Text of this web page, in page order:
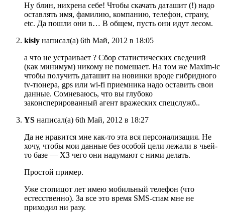
Ну блин, нихрена себе! Чтобы скачать даташит (!) надо
оставлять имя, фамилию, компанию, телефон, страну,
etc. Да пошли они в… В общем, пусть они идут лесом.
kisly написал(а) 6th Май, 2012 в 18:05
а что не устраивает ? Сбор статистических сведений
(как минимум) никому не помешает. На том же Maxim-ic
чтобы получить даташит на новинки вроде гибридного
tv-тюнера, gps или wi-fi приемника надо оставить свои
данные. Сомневаюсь, что вы глубоко
законсперированный агент вражеских спецслужб..
YS написал(а) 6th Май, 2012 в 18:27
Да не нравится мне как-то эта вся персонализация. Не
хочу, чтобы мои данные без особой цели лежали в чьей-
то базе — ХЗ чего они надумают с ними делать.
Простой пример.
Уже стопицот лет имею мобильный телефон (что
естесственно). За все это время SMS-спам мне не
приходил ни разу.